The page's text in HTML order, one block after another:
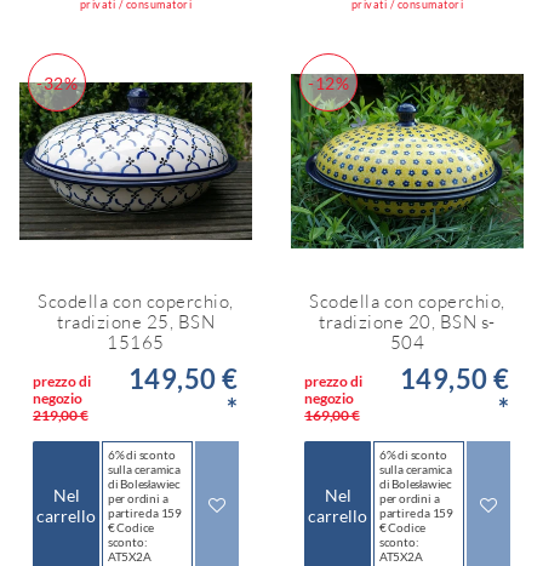
privati / consumatori
privati / consumatori
-32%
Scodella con coperchio,
tradizione 25, BSN
15165
prezzo di
negozio
219,00 €
149,50 €
*
Nel
carrello
6% di sconto
sulla ceramica
di Bolesławiec
per ordini a
partire da 159
€ Codice
sconto:
AT5X2A
-12%
Scodella con coperchio,
tradizione 20, BSN s-
504
prezzo di
negozio
169,00 €
149,50 €
*
Nel
carrello
6% di sconto
sulla ceramica
di Bolesławiec
per ordini a
partire da 159
€ Codice
sconto:
AT5X2A